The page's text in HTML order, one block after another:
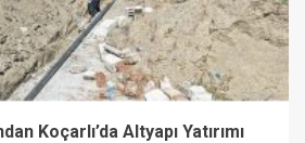
Koçarlı’da Altyapı Yatırımı